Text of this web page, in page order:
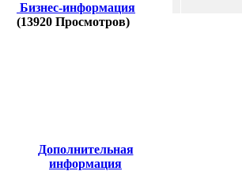
Бизнес-информация
(13920 Просмотров)
Дополнительная
информация